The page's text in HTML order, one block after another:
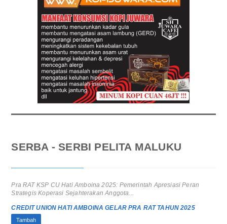
SERBA - SERBI PELITA MALUKU
Pra RAT KSP CU Hati Amboina 2025: Pemerintah Apresiasi Peran
Strategis Koperasi Sejahterakan Anggota...
CREDIT UNION HATI AMBOINA GELAR PRA RAT TAHUN 2025
Tambah